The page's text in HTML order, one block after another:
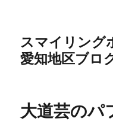
スマイリング
愛知地区ブロ
大道芸のパ